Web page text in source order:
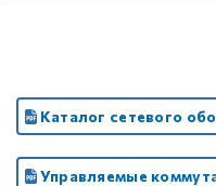
Каталог сетевого
Управляемые